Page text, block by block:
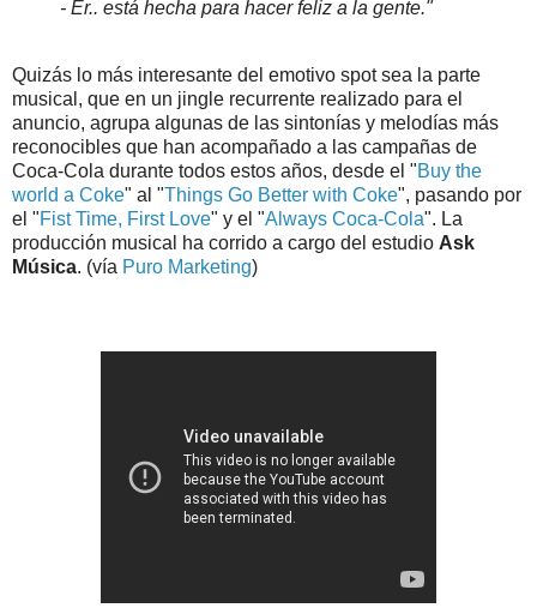
- Er.. está hecha para hacer feliz a la gente."
Quizás lo más interesante del emotivo spot sea la parte
musical, que en un jingle recurrente realizado para el
anuncio, agrupa algunas de las sintonías y melodías más
reconocibles que han acompañado a las campañas de
Coca-Cola durante todos estos años, desde el "Buy the
world a Coke" al "Things Go Better with Coke", pasando por
el "Fist Time, First Love" y el "Always Coca-Cola". La
producción musical ha corrido a cargo del estudio Ask
Música. (vía Puro Marketing)